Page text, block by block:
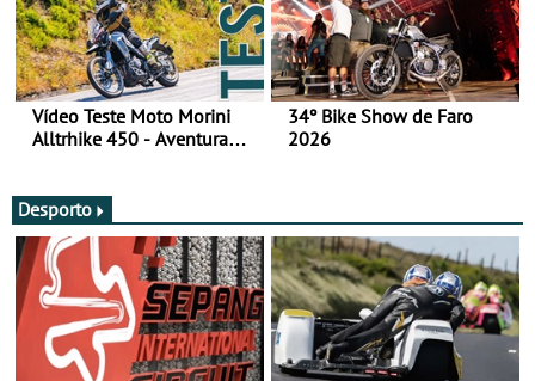
Vídeo Teste Moto Morini
Alltrhike 450 - Aventura
34º Bike Show de Faro
2026
Desporto